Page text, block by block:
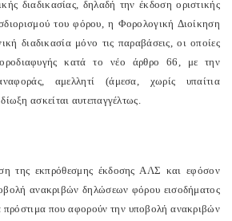
διαδικασίας, δηλαδή την έκδοση οριστικής
του φόρου, η Φορολογική Διοίκηση
διαδικασία μόνο τις παραβάσεις, οι οποίες
κατά το νέο άρθρο 66, με την
αμελλητί (άμεσα, χωρίς υπαίτια
ασκείται αυτεπαγγέλτως.
της εκπρόθεσμης έκδοσης ΑΛΣ και εφόσον
ανακριβών δηλώσεων φόρου εισοδήματος
που αφορούν την υποβολή ανακριβών